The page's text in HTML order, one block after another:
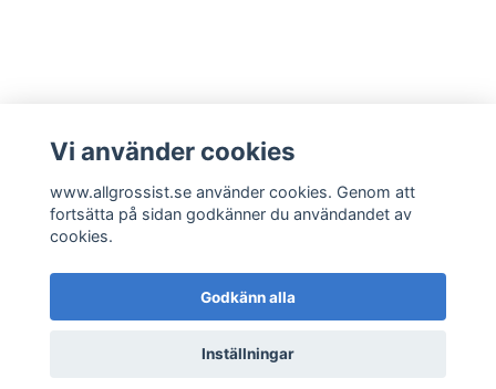
Läs mer
© 2026 www.allgrossist.se
Vi använder cookies
www.allgrossist.se använder cookies. Genom att
fortsätta på sidan godkänner du användandet av
cookies.
Godkänn alla
Inställningar